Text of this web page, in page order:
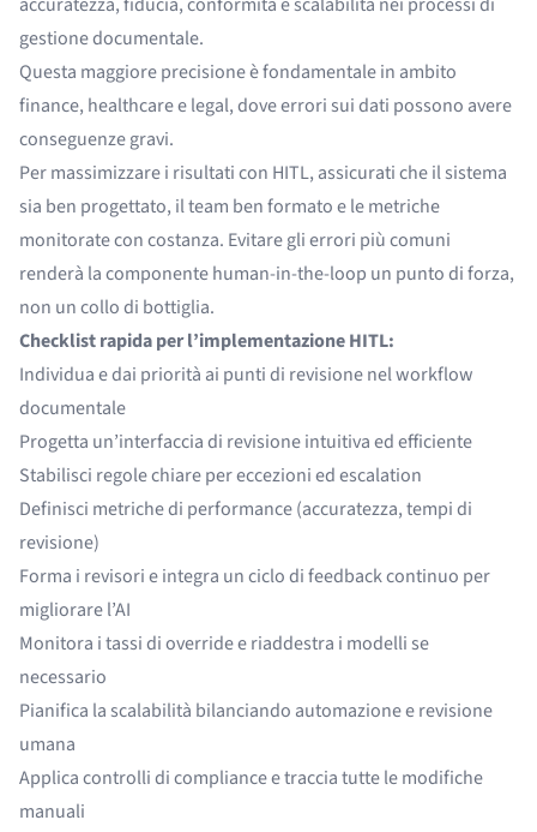
gestione documentale.
Questa maggiore precisione è fondamentale in ambito
finance, healthcare e legal, dove errori sui dati possono avere
conseguenze gravi.
Per massimizzare i risultati con HITL, assicurati che il sistema
sia ben progettato, il team ben formato e le metriche
monitorate con costanza. Evitare gli errori più comuni
renderà la componente human-in-the-loop un punto di forza,
non un collo di bottiglia.
Checklist rapida per l’implementazione HITL:
Individua e dai priorità ai punti di revisione nel workflow
documentale
Progetta un’interfaccia di revisione intuitiva ed efficiente
Stabilisci regole chiare per eccezioni ed escalation
Definisci metriche di performance (accuratezza, tempi di
revisione)
Forma i revisori e integra un ciclo di feedback continuo per
migliorare l’AI
Monitora i tassi di override e riaddestra i modelli se
necessario
Pianifica la scalabilità bilanciando automazione e revisione
umana
Applica controlli di compliance e traccia tutte le modifiche
manuali